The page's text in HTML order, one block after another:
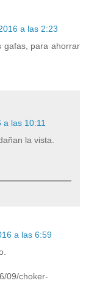
a las 2:23
gafas, para ahorrar
las 10:11
la vista.
a las 6:59
09/choker-